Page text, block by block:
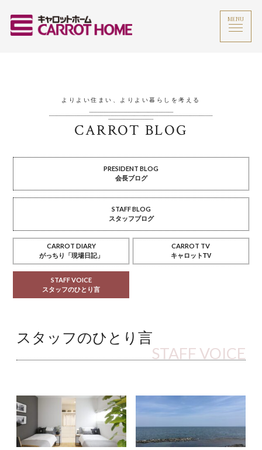
MENU
よりよい住まい、よりよい暮らしを考える
CARROT BLOG
PRESIDENT BLOG
会長ブログ
STAFF BLOG
スタッフブログ
CARROT DIARY
がっちり「現場日記」
CARROT TV
キャロットTV
STAFF VOICE
スタッフのひとり言
スタッフのひとり言
STAFF VOICE